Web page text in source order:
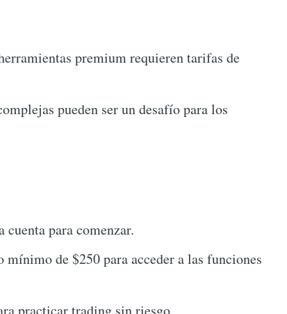
premium requieren tarifas de
pueden ser un desafío para los
cuenta para comenzar.
mínimo de $250 para acceder a las funciones
practicar trading sin riesgo.